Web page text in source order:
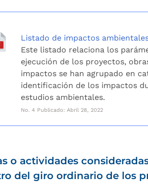
Listado de impactos
Este listado relaciona los
ejecución de los proyectos,
impactos se han agrupado en
identificación de los impactos
estudios ambientales.
No. 4 Publicado: Abril 28, 2022
o actividades
del giro ordinario de los